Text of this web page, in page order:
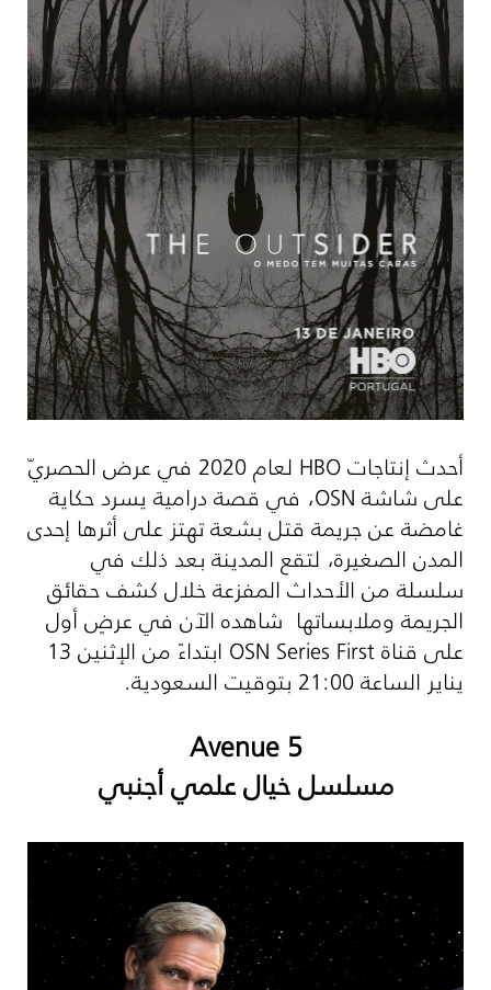
أحدث إنتاجاتHBO لعام 2020 في عرض الحصريّ
على شاشةOSN، في قصة درامية يسرد حكاية
غامضة عن جريمة قتل بشعة تهتز على أثرها إحدى
المدن الصغيرة، لتقع المدينة بعد ذلك في
سلسلة من الأحداث المفزعة خلال كشف حقائق
الجريمة وملابساتها شاهده الآن في عرضٍ أول
على قناةOSN Series First ابتداءً من الإثنين 13
يناير الساعة 21:00 بتوقيت السعودية.
Avenue 5
مسلسل خيال علمي أجنبي